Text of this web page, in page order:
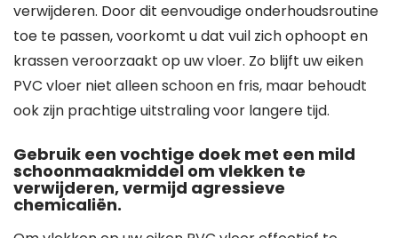
verwijderen. Door dit eenvoudige onderhoudsroutine
toe te passen, voorkomt u dat vuil zich ophoopt en
krassen veroorzaakt op uw vloer. Zo blijft uw eiken
PVC vloer niet alleen schoon en fris, maar behoudt
ook zijn prachtige uitstraling voor langere tijd.
Gebruik een vochtige doek met een mild
schoonmaakmiddel om vlekken te
verwijderen, vermijd agressieve
chemicaliën.